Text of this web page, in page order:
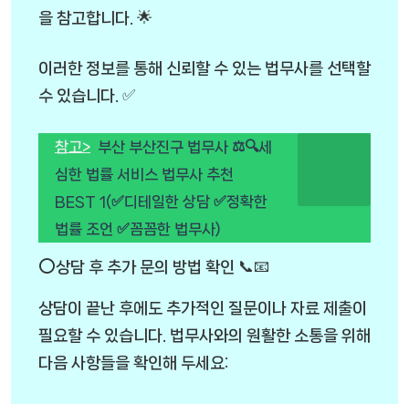
을 참고합니다. 🌟
이러한 정보를 통해 신뢰할 수 있는 법무사를 선택할
수 있습니다. ✅
참고> 부산 부산진구 법무사 ⚖️🔍세
심한 법률 서비스 법무사 추천
BEST 1(✅디테일한 상담 ✅정확한
법률 조언 ✅꼼꼼한 법무사)
⭕상담 후 추가 문의 방법 확인 📞📧
상담이 끝난 후에도 추가적인 질문이나 자료 제출이
필요할 수 있습니다. 법무사와의 원활한 소통을 위해
다음 사항들을 확인해 두세요: